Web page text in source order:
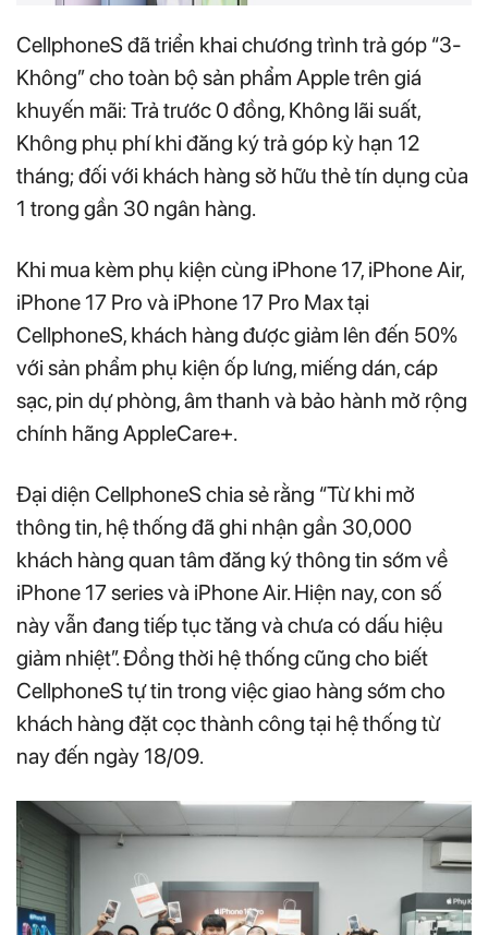
CellphoneS đã triển khai chương trình trả góp “3-
Không” cho toàn bộ sản phẩm Apple trên giá
khuyến mãi: Trả trước 0 đồng, Không lãi suất,
Không phụ phí khi đăng ký trả góp kỳ hạn 12
tháng; đối với khách hàng sở hữu thẻ tín dụng của
1 trong gần 30 ngân hàng.
Khi mua kèm phụ kiện cùng iPhone 17, iPhone Air,
iPhone 17 Pro và iPhone 17 Pro Max tại
CellphoneS, khách hàng được giảm lên đến 50%
với sản phẩm phụ kiện ốp lưng, miếng dán, cáp
sạc, pin dự phòng, âm thanh và bảo hành mở rộng
chính hãng AppleCare+.
Đại diện CellphoneS chia sẻ rằng “Từ khi mở
thông tin, hệ thống đã ghi nhận gần 30,000
khách hàng quan tâm đăng ký thông tin sớm về
iPhone 17 series và iPhone Air. Hiện nay, con số
này vẫn đang tiếp tục tăng và chưa có dấu hiệu
giảm nhiệt”. Đồng thời hệ thống cũng cho biết
CellphoneS tự tin trong việc giao hàng sớm cho
khách hàng đặt cọc thành công tại hệ thống từ
nay đến ngày 18/09.